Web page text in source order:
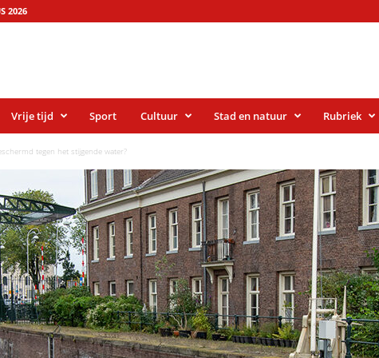
2026
Vrije tijd Sport Cultuur Stad en natuur Rubriek
tegen het stijgende water?